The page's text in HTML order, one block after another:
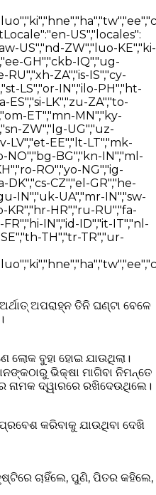
ଅପରାହ୍ନ ତିନି ଘଣ୍ଟା ବେଳେ
ଲୋକ ବୁହା ହୋଇ ଯାଉଥିଲା।
ଭିକ୍ଷା ମାଗିବା ନିମନ୍ତେ
ନାମକ ଦ୍ୱାରରେ ରଖିଦେଉଥିଲେ।
କରିବାକୁ ଯାଉଥିବା ଦେଖି
ଚାହିଁଲେ, ପୁଣି, ପିତର କହିଲେ,